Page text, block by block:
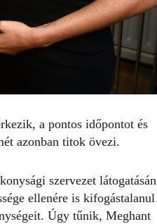
a pontos időpontot és
azonban titok övezi.
szervezet látogatásán
ellenére is kifogástalanul
Úgy tűnik, Meghant